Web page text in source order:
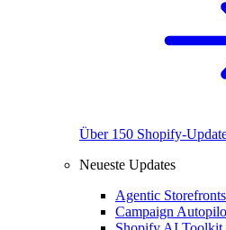
Über 150 Shopify-
Neueste Updates
Agentic Storefronts
Campaign